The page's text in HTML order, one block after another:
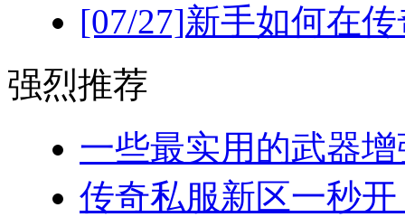
[07/27]新手如何在
强烈推荐
一些最实用的武器
传奇私服新区一秒开